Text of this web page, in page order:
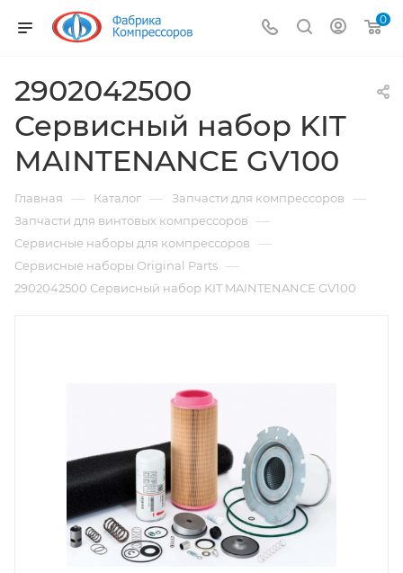
0
2902042500
Сервисный набор KIT
MAINTENANCE GV100
Главная — Каталог — Запчасти для компрессоров —
Запчасти для винтовых компрессоров —
Сервисные наборы для компрессоров —
Сервисные наборы Original Parts —
2902042500 Сервисный набор KIT MAINTENANCE GV100